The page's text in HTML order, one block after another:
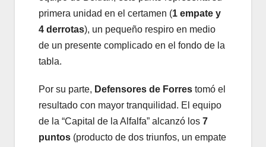
primera unidad en el certamen (1 empate y
4 derrotas), un pequeño respiro en medio
de un presente complicado en el fondo de la
tabla.
Por su parte, Defensores de Forres tomó el
resultado con mayor tranquilidad. El equipo
de la “Capital de la Alfalfa” alcanzó los 7
puntos (producto de dos triunfos, un empate